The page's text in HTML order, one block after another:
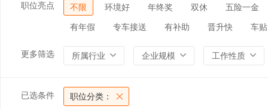
职位亮点 不限 环境好 年终奖 双休 五险一金
有年假 专车接送 有补助 晋升快 车贴
更多筛选 所属行业 企业规模 工作性质
已选条件 职位分类：